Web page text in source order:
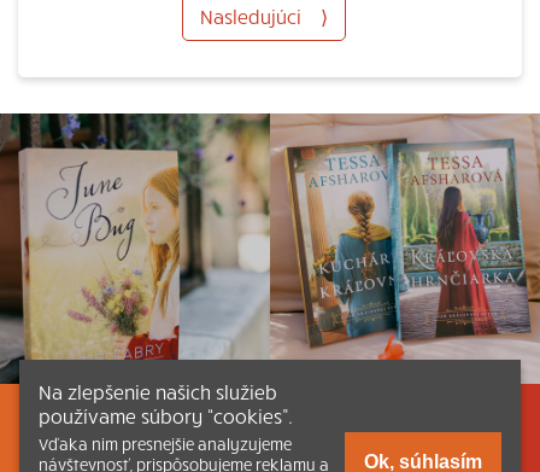
Nasledujúci ⟩
Listovať Obsah Dokumenty a články
Na zlepšenie našich služieb
používame súbory “cookies”.
Vďaka nim presnejšie analyzujeme
návštevnosť, prispôsobujeme reklamu a
Ok, súhlasím